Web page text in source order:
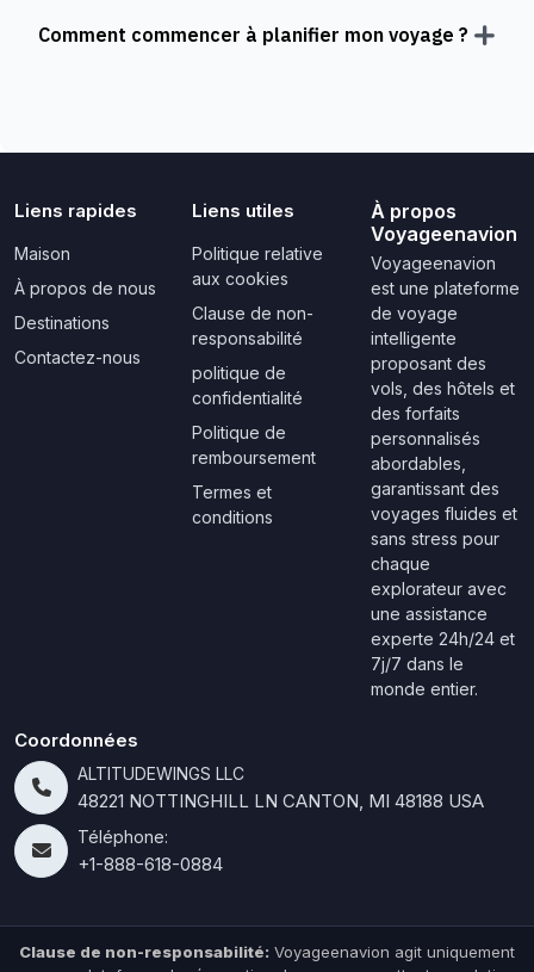
Comment commencer à planifier mon voyage ?
Liens rapides
Maison
À propos de nous
Destinations
Contactez-nous
Liens utiles
Politique relative
aux cookies
Clause de non-
responsabilité
politique de
confidentialité
Politique de
remboursement
Termes et
conditions
À propos
Voyageenavion
Voyageenavion
est une plateforme
de voyage
intelligente
proposant des
vols, des hôtels et
des forfaits
personnalisés
abordables,
garantissant des
voyages fluides et
sans stress pour
chaque
explorateur avec
une assistance
experte 24h/24 et
7j/7 dans le
monde entier.
Coordonnées
ALTITUDEWINGS LLC
48221 NOTTINGHILL LN CANTON, MI 48188 USA
Téléphone:
+1-888-618-0884
Clause de non-responsabilité: Voyageenavion agit uniquement